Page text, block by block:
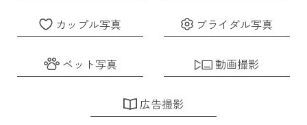
※熊本市近郊の場合
アルバム作成費
カップル写真 ブライダル写真
ペット写真 動画撮影
広告撮影